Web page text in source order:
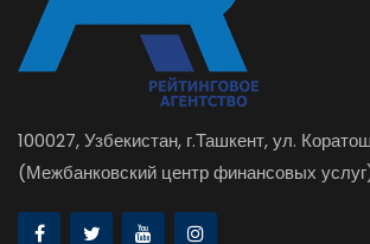
100027, Узбекистан, г.Ташкент, ул.
(Межбанковский центр финансовых